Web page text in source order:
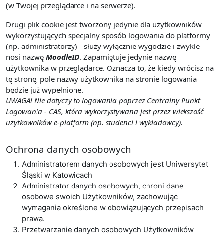
(w Twojej przeglądarce i na serwerze).
Drugi plik cookie jest tworzony jedynie dla użytkowników
wykorzystujących specjalny sposób logowania do platformy
(np. administratorzy) - służy wyłącznie wygodzie i zwykle
nosi nazwę MoodleID. Zapamiętuje jedynie nazwę
użytkownika w przeglądarce. Oznacza to, że kiedy wrócisz na
tę stronę, pole nazwy użytkownika na stronie logowania
będzie już wypełnione.
UWAGA! Nie dotyczy to logowania poprzez Centralny Punkt
Logowania - CAS, która wykorzystywana jest przez wiekszość
użytkowników e-platform (np. studenci i wykładowcy).
Ochrona danych osobowych
Administratorem danych osobowych jest Uniwersytet
Śląski w Katowicach
Administrator danych osobowych, chroni dane
osobowe swoich Użytkowników, zachowując
wymagania określone w obowiązujących przepisach
prawa.
Przetwarzanie danych osobowych Użytkowników